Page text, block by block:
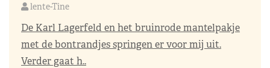
lente-Tine
De Karl Lagerfeld en het bruinrode mantelpakje
met de bontrandjes springen er voor mij uit.
Verder gaat h..